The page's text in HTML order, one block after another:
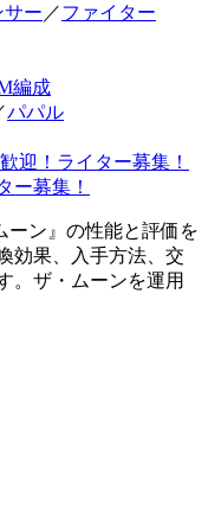
サー ／ファイター
編成
パパル
迎！ライター募集！
ー募集！
ーン』の性能と評価を
効果、入手方法、交
。ザ・ムーンを運用